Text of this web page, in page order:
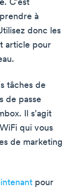
. C'est
à
donc les
article pour
tâches de
de passe
Il s'agit
qui vous
de marketing
pour